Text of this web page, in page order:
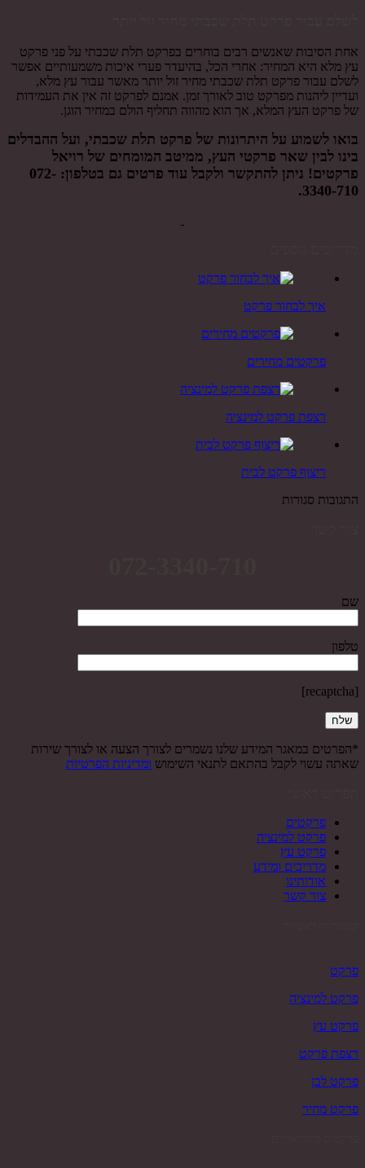
אחת הסיבות שאנשים רבים בוחרים בפרקט תלת שכבתי על פני פרקט
עץ מלא היא המחיר: אחרי הכל, בהיעדר פערי איכות משמעותיים אפשר
לשלם עבור פרקט תלת שכבתי מחיר זול יותר מאשר עבור עץ מלא,
ועדיין ליהנות מפרקט טוב לאורך זמן. אמנם לפרקט זה אין את העמידות
של פרקט העץ המלא, אך הוא מהווה תחליף הולם במחיר הוגן.
בואו לשמוע על היתרונות של פרקט תלת שכבתי, ועל ההבדלים
בינו לבין שאר פרקטי העץ, ממיטב המומחים של רויאל
פרקטים! ניתן להתקשר ולקבל עוד פרטים גם בטלפון: 072-
3340-710
.
איך לבחור פרקט
פרקטים מחירים
רצפת פרקט למינציה
ריצוף פרקט לבית
התגובות סגורות
שם
טלפון
[recaptcha]
*הפרטים במאגר המידע שלנו נשמרים לצורך הצעה או לצורך שירות
שאתה עשוי לקבל בהתאם לתנאי השימוש ומדיניות הפרטיות
פרקטים
פרקט למינציה
פרקט עץ
מדריכים ומידע
אודותינו
צור קשר
פרקט
פרקט למינציה
פרקט עץ
רצפת פרקט
פרקט לבן
פרקט מחיר